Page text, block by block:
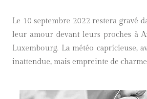
Le 10 septembre 2022 restera gravé
leur amour devant leurs proches à
Luxembourg. La météo capricieuse,
inattendue, mais empreinte de